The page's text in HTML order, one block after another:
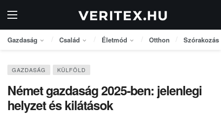
Gazdaság Család Életmód Otthon Szórakozás
GAZDASÁG KÜLFÖLD
Német gazdaság 2025-ben: jelenlegi
helyzet és kilátások